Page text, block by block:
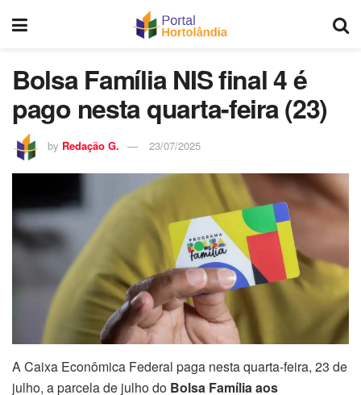
Bolsa Família NIS final 4 é
pago nesta quarta-feira (23)
by Redação G. 23/07/2025
A Caixa Econômica Federal paga nesta quarta-feira, 23 de
julho, a parcela de julho do Bolsa Família aos